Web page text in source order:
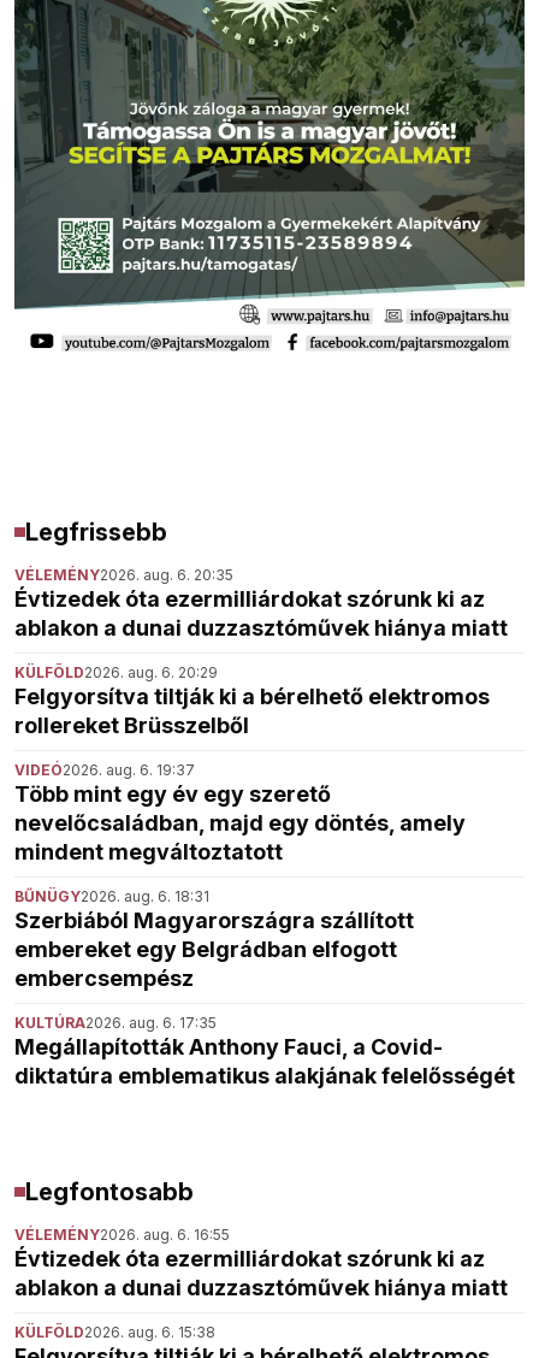
Legfrissebb
VÉLEMÉNY2026. aug. 6. 20:35
Évtizedek óta ezermilliárdokat szórunk ki az
ablakon a dunai duzzasztóművek hiánya miatt
KÜLFÖLD2026. aug. 6. 20:29
Felgyorsítva tiltják ki a bérelhető elektromos
rollereket Brüsszelből
VIDEÓ2026. aug. 6. 19:37
Több mint egy év egy szerető
nevelőcsaládban, majd egy döntés, amely
mindent megváltoztatott
BŰNÜGY2026. aug. 6. 18:31
Szerbiából Magyarországra szállított
embereket egy Belgrádban elfogott
embercsempész
KULTÚRA2026. aug. 6. 17:35
Megállapították Anthony Fauci, a Covid-
diktatúra emblematikus alakjának felelősségét
Legfontosabb
VÉLEMÉNY2026. aug. 6. 16:55
Évtizedek óta ezermilliárdokat szórunk ki az
ablakon a dunai duzzasztóművek hiánya miatt
KÜLFÖLD2026. aug. 6. 15:38